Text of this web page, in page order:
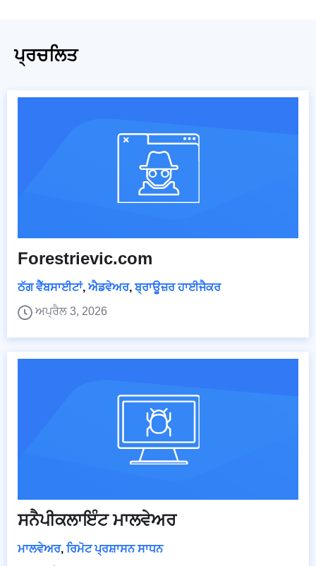
ਪ੍ਰਚਲਿਤ
Forestrievic.com
ਠੱਗ ਵੈੱਬਸਾਈਟਾਂ, ਐਡਵੇਅਰ,ਬ੍ਰਾਊਜ਼ਰ ਹਾਈਜੈਕਰ
ਅਪ੍ਰੈਲ 3, 2026
ਸਨੈਪੀਕਲਾਇੰਟ ਮਾਲਵੇਅਰ
ਮਾਲਵੇਅਰ, ਰਿਮੋਟ ਪ੍ਰਸ਼ਾਸਨ ਸਾਧਨ